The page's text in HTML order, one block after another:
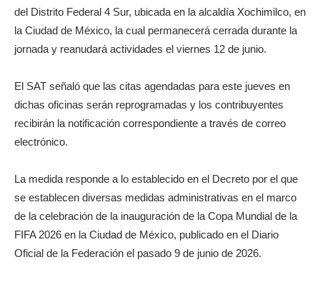
del Distrito Federal 4 Sur, ubicada en la alcaldía Xochimilco, en
la Ciudad de México, la cual permanecerá cerrada durante la
jornada y reanudará actividades el viernes 12 de junio.
El SAT señaló que las citas agendadas para este jueves en
dichas oficinas serán reprogramadas y los contribuyentes
recibirán la notificación correspondiente a través de correo
electrónico.
La medida responde a lo establecido en el Decreto por el que
se establecen diversas medidas administrativas en el marco
de la celebración de la inauguración de la Copa Mundial de la
FIFA 2026 en la Ciudad de México, publicado en el Diario
Oficial de la Federación el pasado 9 de junio de 2026.